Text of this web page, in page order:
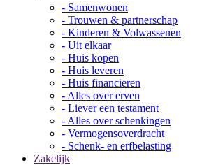
- Samenwonen
- Trouwen & partnerschap
- Kinderen & Volwassenen
- Uit elkaar
- Huis kopen
- Huis leveren
- Huis financieren
- Alles over erven
- Liever een testament
- Alles over schenkingen
- Vermogensoverdracht
- Schenk- en erfbelasting
Zakelijk